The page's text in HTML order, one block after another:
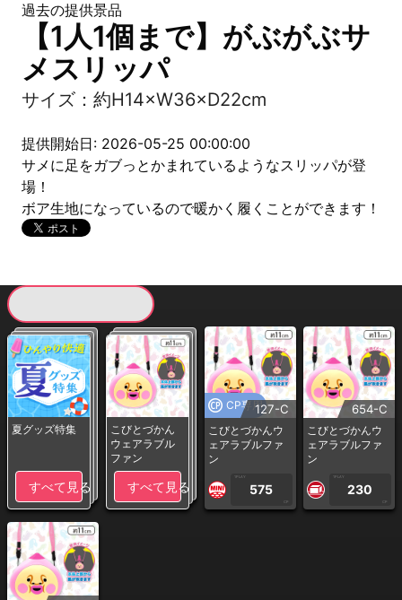
過去の提供景品
【1人1個まで】がぶがぶサ
メスリッパ
サイズ：約H14×W36×D22cm
提供開始日: 2026-05-25 00:00:00
サメに足をガブっとかまれているようなスリッパが登
場！
ボア生地になっているので暖かく履くことができます！
夏グッズ特集
すべて見る
こびとづかん
ウェアラブル
ファン
すべて見る
CP専用127-C
こびとづかんウ
ェアラブルファ
ン
1PLAY
575
CP
654-C
こびとづかんウ
ェアラブルファ
ン
1PLAY
230
CP